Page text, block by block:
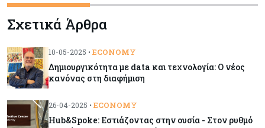
λειτουργίας για προσωπικό, υποδομές και
Market News 08-08-2026
Baker Tilly: Στην 7η θέση παγκοσμίως στις
Σχετικά Άρθρα
10-05-2025 • ECONOMY
Δημιουργικότητα με data και τεχνολογία: Ο νέος
κανόνας στη διαφήμιση
26-04-2025 • ECONOMY
Hub&Spoke: Εστιάζοντας στην ουσία - Στον ρυθμό